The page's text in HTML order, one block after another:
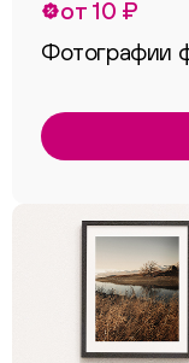
от 10 ₽
Фотографии